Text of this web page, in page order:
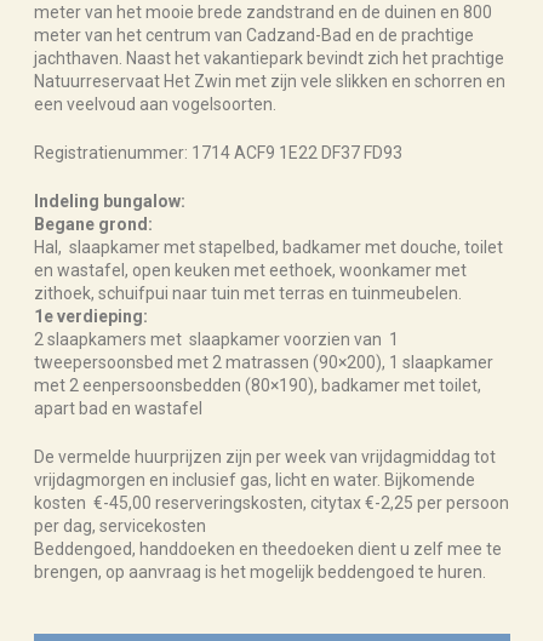
meter van het mooie brede zandstrand en de duinen en 800
meter van het centrum van Cadzand-Bad en de prachtige
jachthaven. Naast het vakantiepark bevindt zich het prachtige
Natuurreservaat Het Zwin met zijn vele slikken en schorren en
een veelvoud aan vogelsoorten.
Registratienummer: 1714 ACF9 1E22 DF37 FD93
Indeling bungalow:
Begane grond:
Hal, slaapkamer met stapelbed, badkamer met douche, toilet
en wastafel, open keuken met eethoek, woonkamer met
zithoek, schuifpui naar tuin met terras en tuinmeubelen.
1e verdieping:
2 slaapkamers met slaapkamer voorzien van 1
tweepersoonsbed met 2 matrassen (90×200), 1 slaapkamer
met 2 eenpersoonsbedden (80×190), badkamer met toilet,
apart bad en wastafel
De vermelde huurprijzen zijn per week van vrijdagmiddag tot
vrijdagmorgen en inclusief gas, licht en water. Bijkomende
kosten €-45,00 reserveringskosten, citytax €-2,25 per persoon
per dag, servicekosten
Beddengoed, handdoeken en theedoeken dient u zelf mee te
brengen, op aanvraag is het mogelijk beddengoed te huren.